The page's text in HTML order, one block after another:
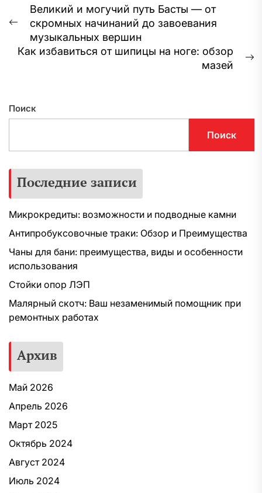
Навигация
по
записям
Предыдущая
запись:
Великий и могучий путь Басты — от
скромных начинаний до завоевания
музыкальных вершин
Как избавиться от шипицы на ноге: обзор
мазей
Поиск
Поиск
Последние записи
Микрокредиты: возможности и подводные камни
Антипробуксовочные траки: Обзор и Преимущества
Чаны для бани: преимущества, виды и особенности
использования
Стойки опор ЛЭП
Малярный скотч: Ваш незаменимый помощник при
ремонтных работах
Архив
Май 2026
Апрель 2026
Март 2025
Октябрь 2024
Август 2024
Июль 2024